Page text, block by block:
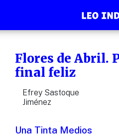
Flores de Abril.
final feliz
Efrey Sastoque
Jiménez
Una Tinta Medios